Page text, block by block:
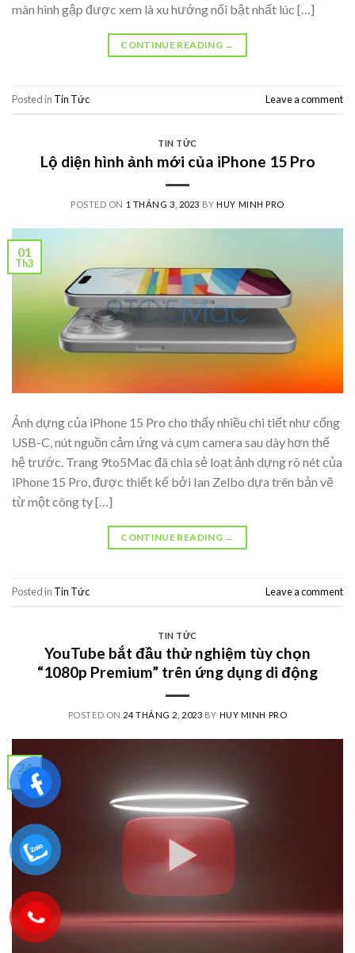
màn hình gập được xem là xu hướng nổi bật nhất lúc […]
CONTINUE READING →
Posted in Tin Tức Leave a comment
TIN TỨC
Lộ diện hình ảnh mới của iPhone 15 Pro
POSTED ON 1 THÁNG 3, 2023 BYHUY MINH PRO
01
Th3
Ảnh dựng của iPhone 15 Pro cho thấy nhiều chi tiết như cổng
USB-C, nút nguồn cảm ứng và cụm camera sau dày hơn thế
hệ trước. Trang 9to5Mac đã chia sẻ loạt ảnh dựng rõ nét của
iPhone 15 Pro, được thiết kế bởi Ian Zelbo dựa trên bản vẽ
từ một công ty […]
CONTINUE READING →
Posted in Tin Tức Leave a comment
TIN TỨC
YouTube bắt đầu thử nghiệm tùy chọn
“1080p Premium” trên ứng dụng di động
POSTED ON 24 THÁNG 2, 2023 BY HUY MINH PRO
24
Th2